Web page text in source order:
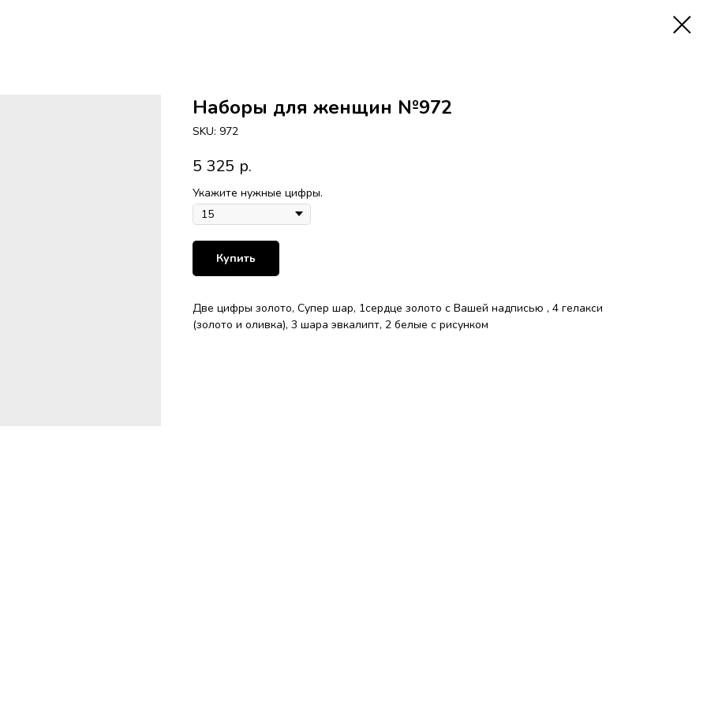
Наборы для женщин №972
SKU: 972
5 325 р.
Укажите нужные цифры.
Купить
Две цифры золото, Супер шар, 1сердце золото с Вашей надписью , 4 гелакси
(золото и оливка), 3 шара эвкалипт, 2 белые с рисунком